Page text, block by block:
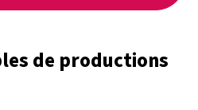
de productions